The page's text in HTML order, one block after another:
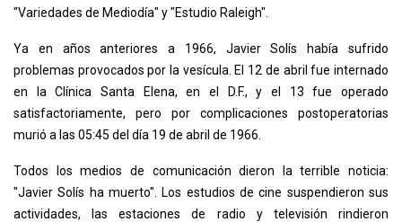
"Variedades de Mediodía" y "Estudio Raleigh".
Ya en años anteriores a 1966, Javier Solís había sufrido
problemas provocados por la vesícula. El 12 de abril fue internado
en la Clínica Santa Elena, en el D.F., y el 13 fue operado
satisfactoriamente, pero por complicaciones postoperatorias
murió a las 05:45 del día 19 de abril de 1966.
Todos los medios de comunicación dieron la terrible noticia:
"Javier Solís ha muerto". Los estudios de cine suspendieron sus
actividades, las estaciones de radio y televisión rindieron